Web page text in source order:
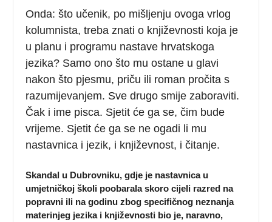
Onda: što učenik, po mišljenju ovoga vrlog
kolumnista, treba znati o književnosti koja je
u planu i programu nastave hrvatskoga
jezika? Samo ono što mu ostane u glavi
nakon što pjesmu, priču ili roman pročita s
razumijevanjem. Sve drugo smije zaboraviti.
Čak i ime pisca. Sjetit će ga se, čim bude
vrijeme. Sjetit će ga se ne ogadi li mu
nastavnica i jezik, i književnost, i čitanje.
Skandal u Dubrovniku, gdje je nastavnica u
umjetničkoj školi poobarala skoro cijeli razred na
popravni ili na godinu zbog specifičnog neznanja
materinjeg jezika i književnosti bio je, naravno,